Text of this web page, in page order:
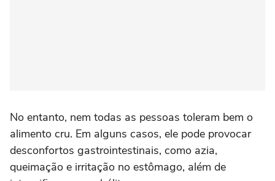
No entanto, nem todas as pessoas toleram bem o
alimento cru. Em alguns casos, ele pode provocar
desconfortos gastrointestinais, como azia,
queimação e irritação no estômago, além de